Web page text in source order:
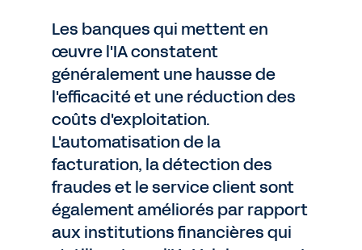
Les banques qui mettent en
œuvre l'IA constatent
généralement une hausse de
l'efficacité et une réduction des
coûts d'exploitation.
L'automatisation de la
facturation, la détection des
fraudes et le service client sont
également améliorés par rapport
aux institutions financières qui